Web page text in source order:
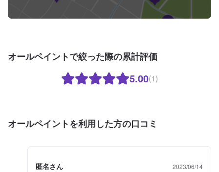
オールペイントで絞った際の累計評価
5.00(1)
オールペイントを利用した方の口コミ
匿名さん 2023/06/14